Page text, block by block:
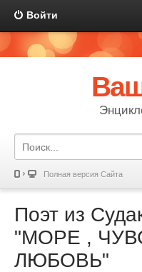
Войти
Полная версия Сайта
Поэт из
"МОРЕ ,
ЛЮБОВЬ"